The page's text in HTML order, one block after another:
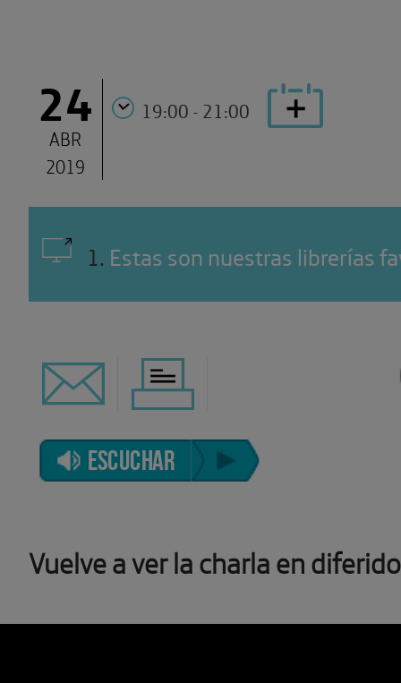
24
ABR
2019
19:00 - 21:00
1. Estas son nuestras librerías
ESCUCHAR
Vuelve a ver la charla en